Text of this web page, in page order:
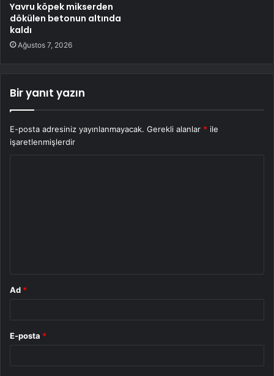
Yavru köpek mikserden
dökülen betonun altında
kaldı
Ağustos 7, 2026
Bir yanıt yazın
E-posta adresiniz yayınlanmayacak. Gerekli alanlar * ile
işaretlenmişlerdir
Ad *
E-posta *